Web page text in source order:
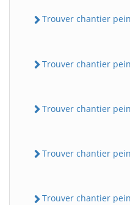
Trouver chantier
Trouver chantier
Trouver chantier
Trouver chantier
Trouver chantier